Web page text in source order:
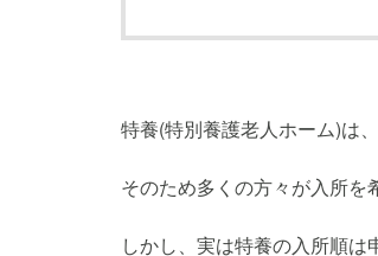
特養(特別養護老人ホーム)は
そのため多くの方々が入所を
しかし、実は特養の入所順